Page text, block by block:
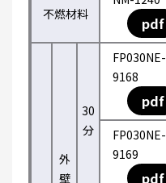
不燃材料 pdf
外
壁
30
分
FP030NE-
9168
pdf
FP030NE-
9169
pdf